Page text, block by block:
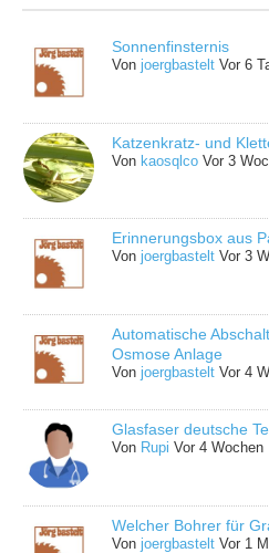
Sonnenfinsternis
Vonjoergbastelt Vor 6
Katzenkratz- und
Vonkaosqlco Vor 3
Erinnerungsbox aus
Vonjoergbastelt Vor 3
Automatische
Osmose Anlage
Vonjoergbastelt Vor 4
Glasfaser deutsche
Von Rupi Vor 4 Wochen
Welcher Bohrer für
Vonjoergbastelt Vor 1